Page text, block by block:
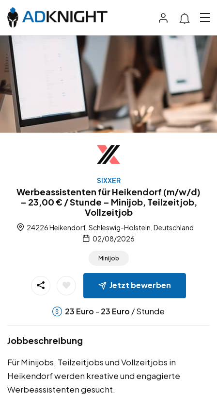
SIXXER
Werbeassistenten für Heikendorf (m/w/d)
– 23,00 € / Stunde – Minijob, Teilzeitjob,
Vollzeitjob
24226 Heikendorf, Schleswig-Holstein, Deutschland
02/08/2026
Minijob
Jetzt bewerben
23 Euro - 23 Euro / Stunde
Jobbeschreibung
Für Minijobs, Teilzeitjobs und Vollzeitjobs in
Heikendorf werden kreative und engagierte
Werbeassistenten gesucht.